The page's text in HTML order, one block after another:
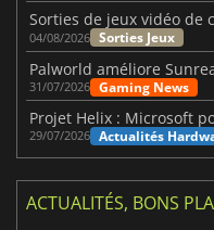
04/08/2026 Sorties Jeux
Palworld améliore
31/07/2026 Gaming News
Projet Helix : Microsoft
29/07/2026 Actualités
ACTUALITÉS, BONS